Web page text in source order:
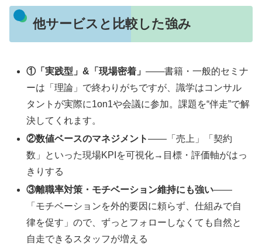
他サービスと比較した強み
①「実践型」&「現場密着」——書籍・一般的セミナ
ーは「理論」で終わりがちですが、識学はコンサル
タントが実際に1on1や会議に参加。課題を“伴走”で解
決してくれます。
②数値ベースのマネジメント——「売上」「契約
数」といった現場KPIを可視化→目標・評価軸がはっ
きりする
③離職率対策・モチベーション維持にも強い——
「モチベーションを外的要因に頼らず、仕組みで自
律を促す」ので、ずっとフォローしなくても自然と
自走できるスタッフが増える